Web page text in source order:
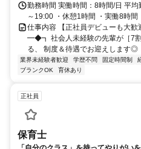
勤務時間 実働時間：8時間/日 平
～19:00 ・休憩1時間 ・実働8時間
仕事内容 【正社員デビュー
━◆┓ 社会人未経験の先輩が［7割
る、 制度＆待遇でお迎えし
業界未経験者歓迎 学歴不問 固定時間制
ブランクOK
育休あり
正社員
保育士